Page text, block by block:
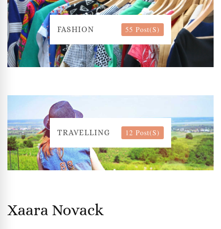
FASHION 55 Post(s)
TRAVELLING 12 Post(s)
Xaara Novack